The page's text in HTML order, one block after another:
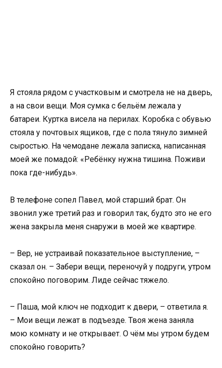
Я стояла рядом с участковым и смотрела не на дверь,
а на свои вещи. Моя сумка с бельём лежала у
батареи. Куртка висела на перилах. Коробка с обувью
стояла у почтовых ящиков, где с пола тянуло зимней
сыростью. На чемодане лежала записка, написанная
моей же помадой: «Ребёнку нужна тишина. Поживи
пока где-нибудь».
В телефоне сопел Павел, мой старший брат. Он
звонил уже третий раз и говорил так, будто это не его
жена закрыла меня снаружи в моей же квартире.
– Вер, не устраивай показательное выступление, –
сказал он. – Забери вещи, переночуй у подруги, утром
спокойно поговорим. Лиде сейчас тяжело.
– Паша, мой ключ не подходит к двери, – ответила я.
– Мои вещи лежат в подъезде. Твоя жена заняла
мою комнату и не открывает. О чём мы утром будем
спокойно говорить?